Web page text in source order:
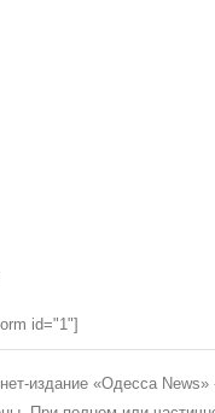
id="1"]
издание «Одесса News»